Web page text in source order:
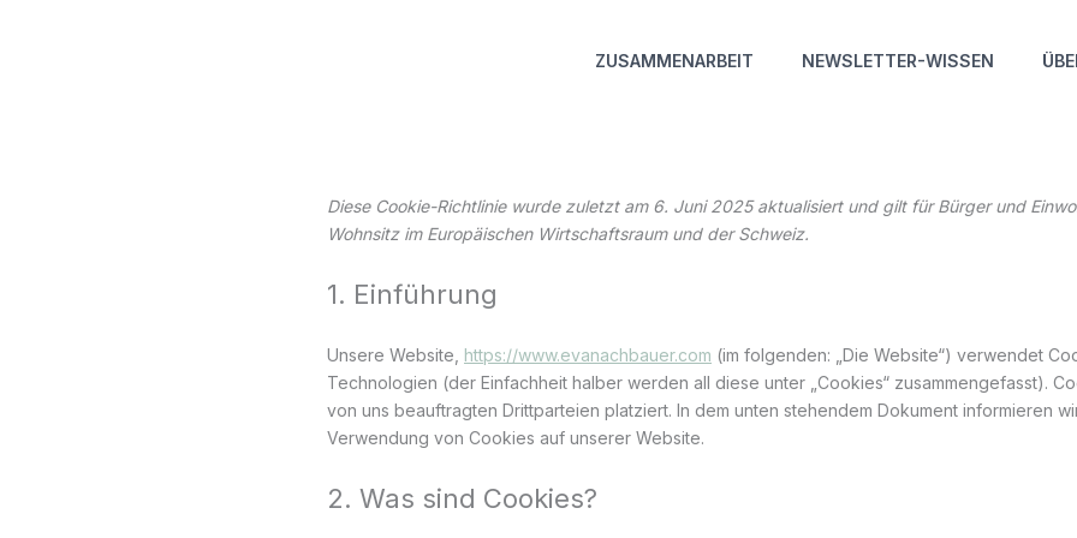
ZUSAMMENARBEIT NEWSLETTER-WISSEN
Diese Cookie-Richtlinie wurde zuletzt am 6. Juni 2025 aktualisiert und gilt für Bürger und
Wohnsitz im Europäischen Wirtschaftsraum und der Schweiz.
1. Einführung
Unsere Website, https://www.evanachbauer.com (im folgenden: „Die Website“) verwendet
Technologien (der Einfachheit halber werden all diese unter „Cookies“ zusammengefasst).
von uns beauftragten Drittparteien platziert. In dem unten stehendem Dokument informieren
Verwendung von Cookies auf unserer Website.
2. Was sind Cookies?